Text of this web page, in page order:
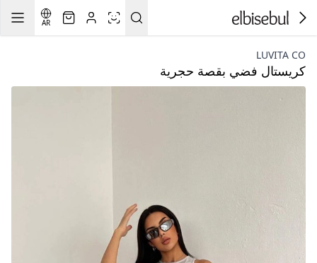
AR
LUVITA CO
كريستال فضي بقصة حجرية